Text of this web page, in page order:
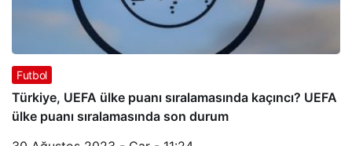
Futbol
Türkiye, UEFA ülke puanı sıralamasında kaçıncı? UEFA
ülke puanı sıralamasında son durum